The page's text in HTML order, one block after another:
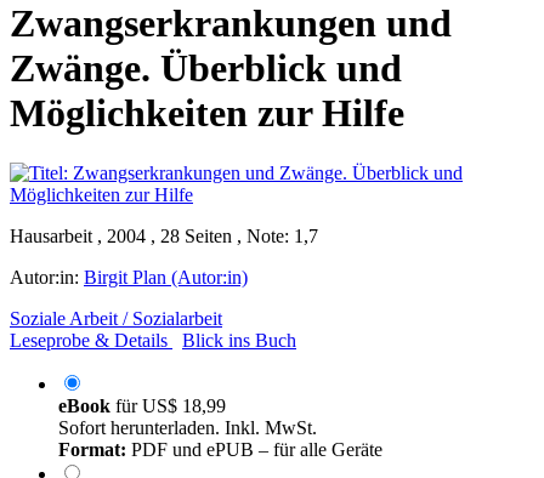
Zwangserkrankungen und
Zwänge. Überblick und
Möglichkeiten zur Hilfe
Hausarbeit , 2004 , 28 Seiten , Note: 1,7
Autor:in: Birgit Plan (Autor:in)
Soziale Arbeit / Sozialarbeit
Leseprobe & Details
Blick ins Buch
eBook fürUS$ 18,99
Sofort herunterladen. Inkl. MwSt.
Format: PDF und ePUB – für alle Geräte